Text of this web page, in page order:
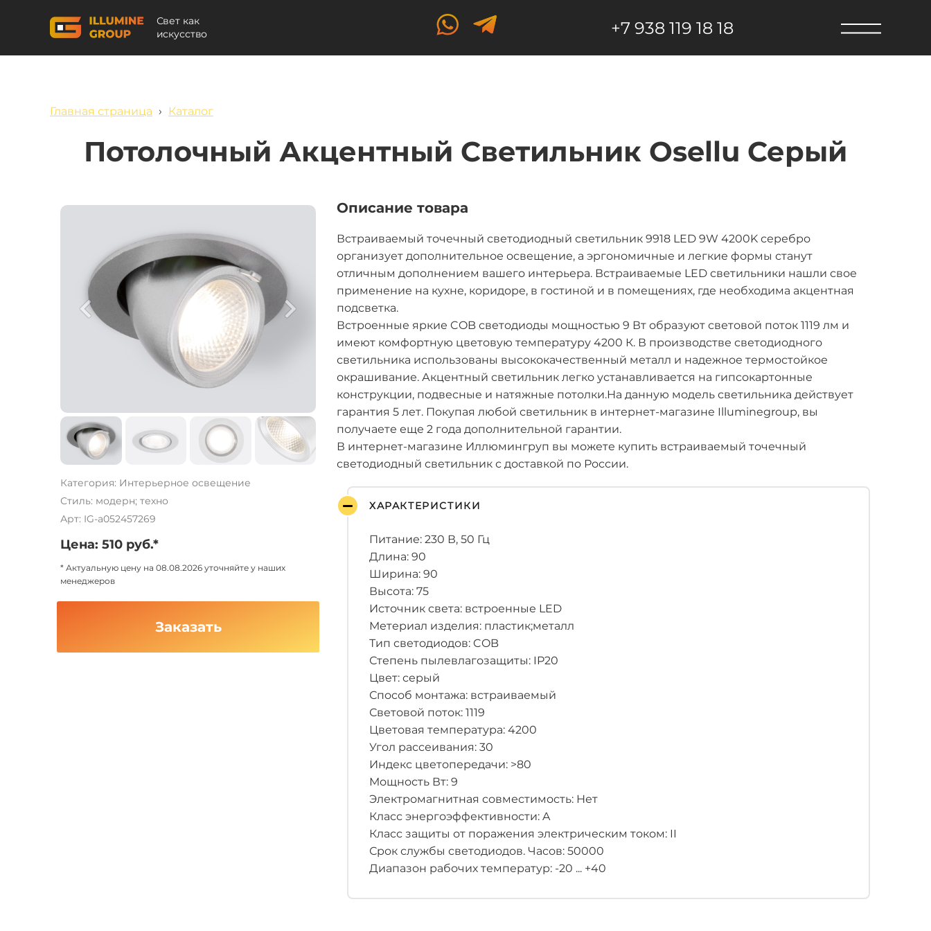
Свет как
искусство
+7 938 119 18 18
Главная страница › Каталог
Потолочный Акцентный Светильник Osellu Серый
Категория: Интерьерное освещение
Стиль: модерн; техно
Арт: IG-a052457269
Цена: 510 руб.*
* Актуальную цену на 08.08.2026 уточняйте у наших
менеджеров
Заказать
Описание товара
Встраиваемый точечный светодиодный светильник 9918 LED 9W 4200K серебро
организует дополнительное освещение, а эргономичные и легкие формы станут
отличным дополнением вашего интерьера. Встраиваемые LED светильники нашли свое
применение на кухне, коридоре, в гостиной и в помещениях, где необходима акцентная
подсветка.
Встроенные яркие COB светодиоды мощностью 9 Вт образуют световой поток 1119 лм и
имеют комфортную цветовую температуру 4200 К. В производстве светодиодного
светильника использованы высококачественный металл и надежное термостойкое
окрашивание. Акцентный светильник легко устанавливается на гипсокартонные
конструкции, подвесные и натяжные потолки.На данную модель светильника действует
гарантия 5 лет. Покупая любой светильник в интернет-магазине Illuminegroup, вы
получаете еще 2 года дополнительной гарантии.
В интернет-магазине Иллюмингруп вы можете купить встраиваемый точечный
светодиодный светильник с доставкой по России.
ХАРАКТЕРИСТИКИ
Питание: 230 В, 50 Гц
Длина: 90
Ширина: 90
Высота: 75
Источник света: встроенные LED
Метериал изделия: пластик;металл
Тип светодиодов: COB
Степень пылевлагозащиты: IP20
Цвет: серый
Способ монтажа: встраиваемый
Световой поток: 1119
Цветовая температура: 4200
Угол рассеивания: 30
Индекс цветопередачи: >80
Мощность Вт: 9
Электромагнитная совместимость: Нет
Класс энергоэффективности: A
Класс защиты от поражения электрическим током: II
Срок службы светодиодов. Часов: 50000
Диапазон рабочих температур: -20 ... +40